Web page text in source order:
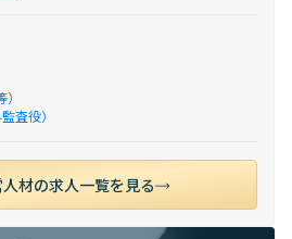
査役）
材の求人一覧を見る